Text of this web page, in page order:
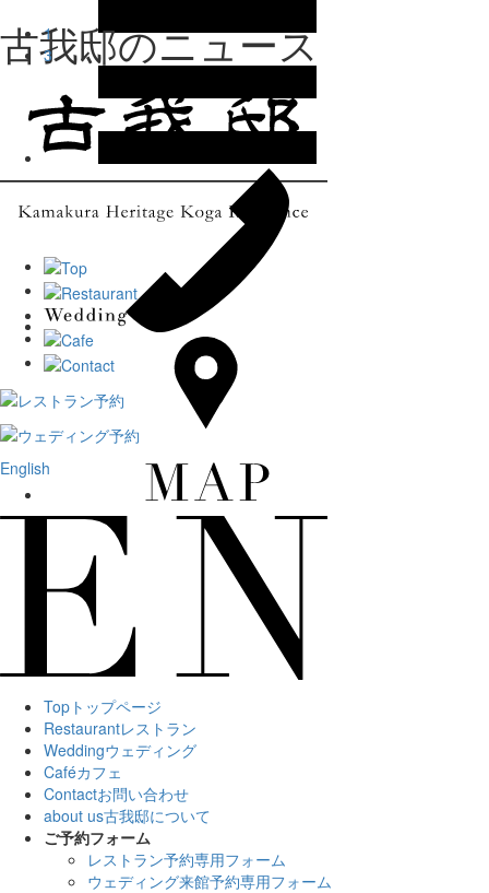
古我邸のニュース
English
Top トップページ
Restaurantレストラン
Weddingウェディング
Caféカフェ
Contactお問い合わせ
about us古我邸について
ご予約フォーム
レストラン予約専用フォーム
ウェディング来館予約専用フォーム
1
3